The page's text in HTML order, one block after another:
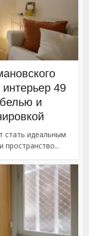
49
и
стать идеальным
пространство...